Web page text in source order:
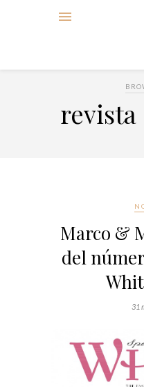
revista
Marco &
del
31